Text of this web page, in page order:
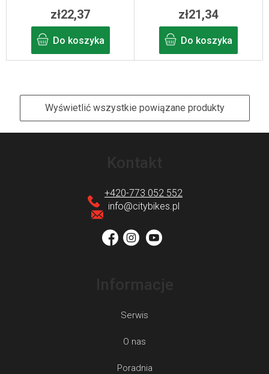
zł22,37
Do koszyka
zł21,34
Do koszyka
Wyświetlić wszystkie powiązane produkty
info@citybikes.pl
+420-773 052 552
Serwis
O nas
Poradnia